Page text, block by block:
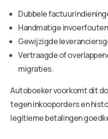
Dubbele
Handmatige
Gewijzigde
Vertraagde of
migraties.
Autoboeker voorkomt dit
tegen inkooporders en
legitieme betalingen